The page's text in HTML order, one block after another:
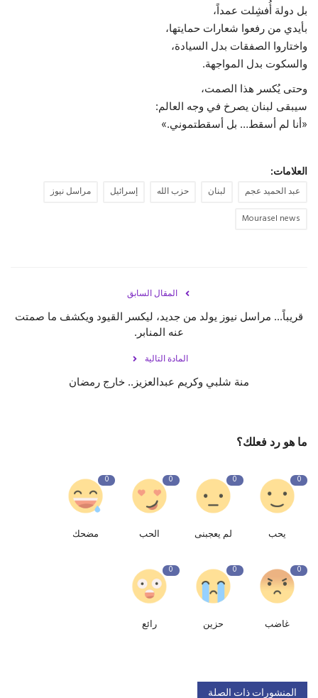
بل دولة أُفشِلت عمداً،
بأيدي من رفعوا شعارات حمايتها،
واختاروا الصفقات بدل السيادة،
والسكوت بدل المواجهة.
وحتى يُكسر هذا الصمت،
سيبقى لبنان يصرخ في وجه العالم:
«أنا لم أسقط… بل أسقطتموني.»
العلامات:
عبد الحميد عجم لبنان حزب الله إسرائيل
مراسل نيوز
Mourasel news
المقال السابق
قريباً... مراسل نيوز يولد من جديد، ليكسر القيود ويكشف ما صمتت
عنه المنابر.
المادة التالية
منة شلبي وكريم عبدالعزيز.. خارج رمضان
ما هو رد فعلك؟
0
يحب
0
لم يعجبنى
0
الحب
0
مضحك
0
غاضب
0
حزين
0
رائع
المنشورات ذات الصلة